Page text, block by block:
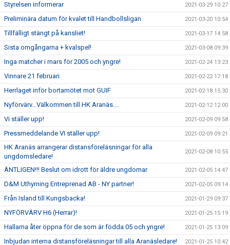
Styrelsen informerar 2021-03-29 10:27
Preliminära datum för kvalet till Handbollsligan 2021-03-20 10:54
Tillfälligt stängt på kansliet! 2021-03-17 14:58
Sista omgångarna + kvalspel! 2021-03-08 09:39
Inga matcher i mars för 2005 och yngre! 2021-02-24 13:23
Vinnare 21 februari 2021-02-22 17:18
Herrlaget inför bortamötet mot GUIF 2021-02-18 15:30
Nyförvärv...Välkommen till HK Aranäs.... 2021-02-12 12:00
Vi ställer upp! 2021-02-09 09:58
Pressmeddelande VI ställer upp! 2021-02-09 09:21
HK Aranäs arrangerar distansföreläsningar för alla
ungdomsledare!
2021-02-08 10:55
ÄNTLIGEN!!! Beslut om idrott för äldre ungdomar 2021-02-05 14:47
D&M Uthyrning Entreprenad AB - NY partner! 2021-02-05 09:14
Från Island till Kungsbacka! 2021-01-29 09:37
NYFÖRVÄRV H6 (Herrar)! 2021-01-25 15:19
Hallarna åter öppna för de som är födda 05 och yngre! 2021-01-25 13:09
Inbjudan interna distansföreläsningar till alla Aranäsledare! 2021-01-25 10:42